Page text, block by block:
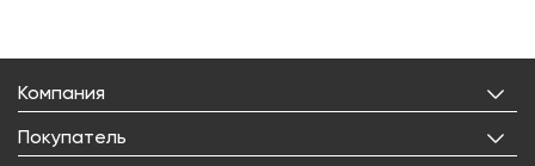
Компания
О нас
Покупатель